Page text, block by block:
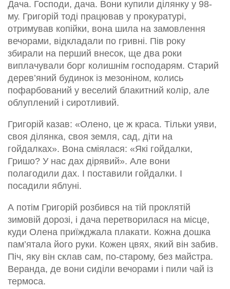
Дача. Господи, дача. Вони купили ділянку у 98-
му. Григорій тоді працював у прокуратурі,
отримував копійки, вона шила на замовлення
вечорами, відкладали по гривні. Пів року
збирали на перший внесок, ще два роки
виплачували борг колишнім господарям. Старий
дерев’яний будинок із мезоніном, колись
пофарбований у веселий блакитний колір, але
облуплений і сиротливий.
Григорій казав: «Олено, це ж краса. Тільки уяви,
своя ділянка, своя земля, сад, діти на
гойдалках». Вона сміялася: «Які гойдалки,
Гришо? У нас дах дірявий». Але вони
полагодили дах. І поставили гойдалки. І
посадили яблуні.
А потім Григорій розбився на тій проклятій
зимовій дорозі, і дача перетворилася на місце,
куди Олена приїжджала плакати. Кожна дошка
пам’ятала його руки. Кожен цвях, який він забив.
Піч, яку він склав сам, по-старому, без майстра.
Веранда, де вони сиділи вечорами і пили чай із
термоса.